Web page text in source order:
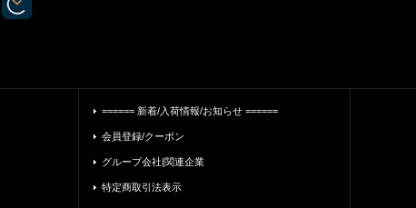
====== 新着/入荷情報/お知らせ ======
会員登録/クーポン
グループ会社|関連企業
特定商取引法表示